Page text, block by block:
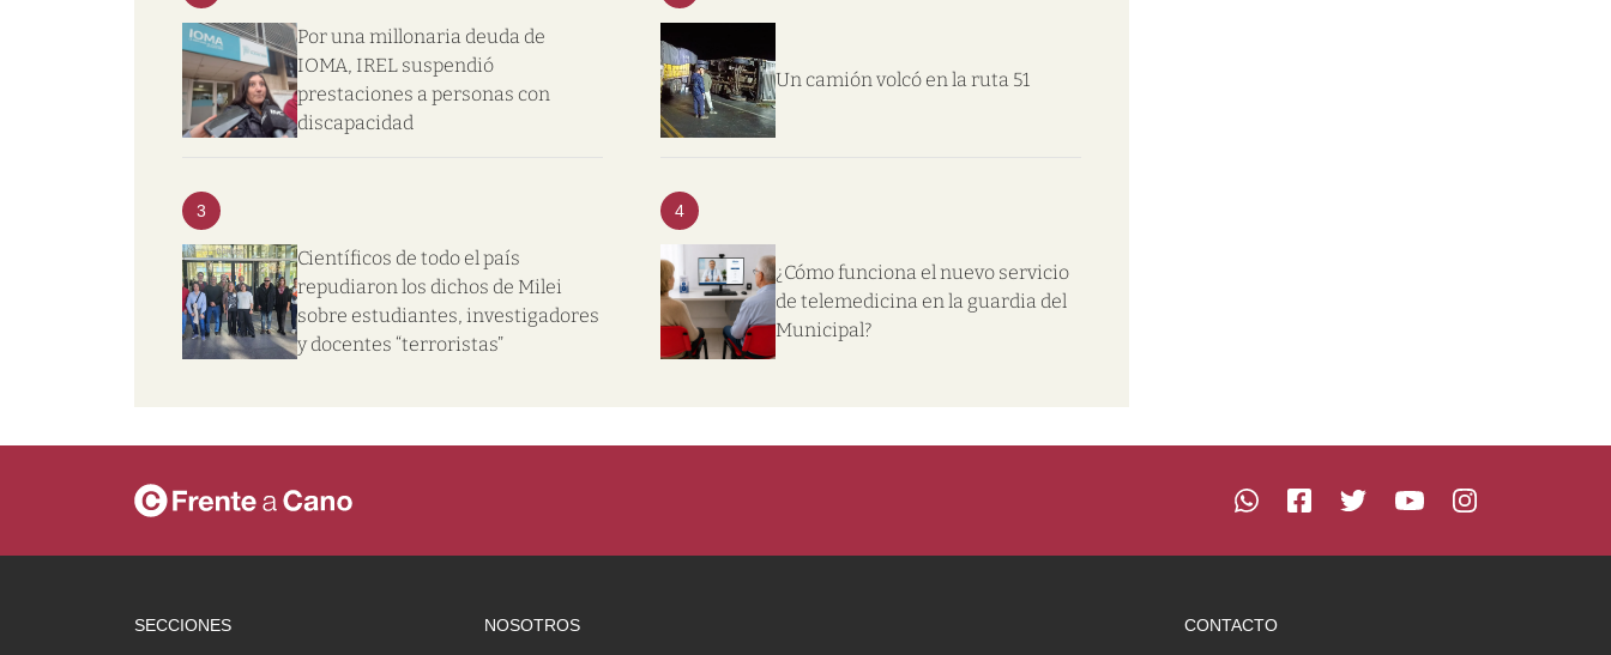
Por una millonaria deuda de
IOMA, IREL suspendió
prestaciones a personas con
discapacidad
Un camión volcó en la ruta 51
3
Científicos de todo el país
repudiaron los dichos de Milei
sobre estudiantes, investigadores
y docentes “terroristas”
4
¿Cómo funciona el nuevo servicio
de telemedicina en la guardia del
Municipal?
SECCIONES NOSOTROS CONTACTO